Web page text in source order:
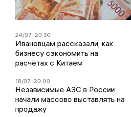
24/07 20:30
Ивановцам рассказали, как
бизнесу сэкономить на
расчётах с Китаем
18/07 20:00
Независимые АЗС в России
начали массово выставлять на
продажу